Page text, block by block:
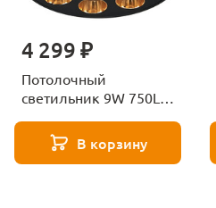
4 299 ₽
Потолочный
светильник 9W 750LM
080942 черный/
золото
В корзину